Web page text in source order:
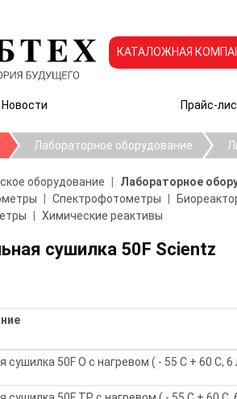
КАТАЛОЖНАЯ
Новости Прайс-
Лабораторное оборудование
оборудование Лабораторное
Спектрофотометры
Химические реактивы
сушилка 50F Scientz
сушилка 50F O с нагревом ( - 55 C + 60 С, 6